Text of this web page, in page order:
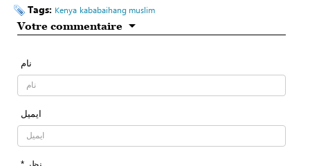
Tags: Kenya kababaihang muslim
Votre commentaire
نام
ایمیل